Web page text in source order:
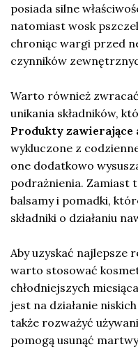
posiada silne
natomiast wosk
chroniąc wargi przed
czynników
Warto również
unikania składników,
Produkty zawierające
wykluczone z
one dodatkowo
podrażnienia. Zamiast
balsamy i pomadki,
składniki o działaniu
Aby uzyskać najlepsze
warto stosować
chłodniejszych
jest na działanie
także rozważyć
pomogą usunąć